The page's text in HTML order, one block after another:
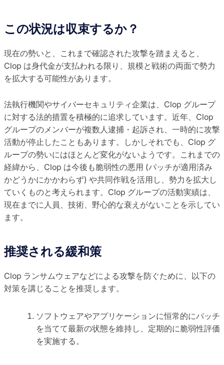
この状況は収束するか？
現在の勢いと、これまで確認された攻撃を踏まえると、
Clop は身代金が支払われる限り、規模と戦術の両面で勢力
を拡大する可能性があります。
法執行機関やサイバーセキュリティ企業は、Clop グループ
に対する法的措置を積極的に追求しています。近年、Clop
グループのメンバーが複数人逮捕・起訴され、一時的に攻撃
活動が停止したこともあります。しかしそれでも、Clop グ
ループの勢いにはほとんど変化がないようです。これまでの
経緯から、Clop は今後も脆弱性の悪用 (パッチが適用済み
かどうかにかかわらず) や共同作戦を活用し、勢力を拡大し
ていくものと考えられます。Clop グループの活動実績は、
現在までに人員、技術、野心的な衰えがないことを示してい
ます。
推奨される緩和策
Clop ランサムウェアなどによる攻撃を防ぐために、以下の
対策を講じることを推奨します。
ソフトウェアやアプリケーションに恒常的にパッチ
を当てて最新の状態を維持し、定期的に脆弱性評価
を実施する。